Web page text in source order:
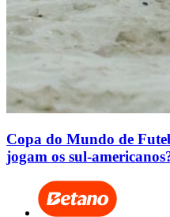
Copa do Mundo de
jogam os sul-